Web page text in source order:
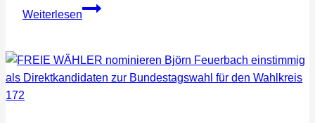
Weiterlesen
Cenk
Direktkandidaten
der